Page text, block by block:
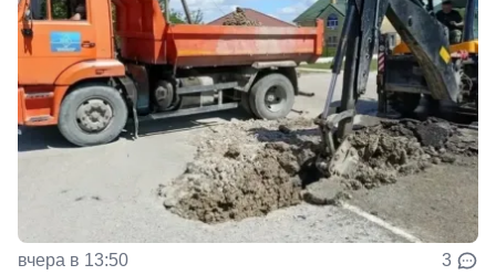
вчера в 13:50 3